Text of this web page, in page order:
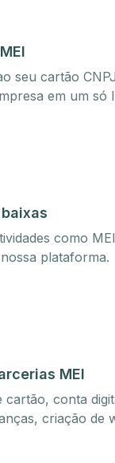
seu cartão
em um só
como
plataforma.
MEI
cartão, conta
criação de